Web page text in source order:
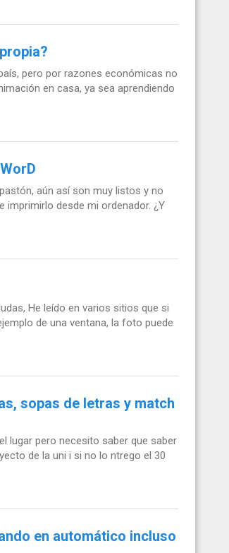
pero por razones económicas no
en casa, ya sea aprendiendo
aún así son muy listos y no
imprimirlo desde mi ordenador. ¿Y
He leído en varios sitios que si
de una ventana, la foto puede
sopas de letras y match
lugar pero necesito saber que saber
de la uni i si no lo ntrego el 30
en automático incluso